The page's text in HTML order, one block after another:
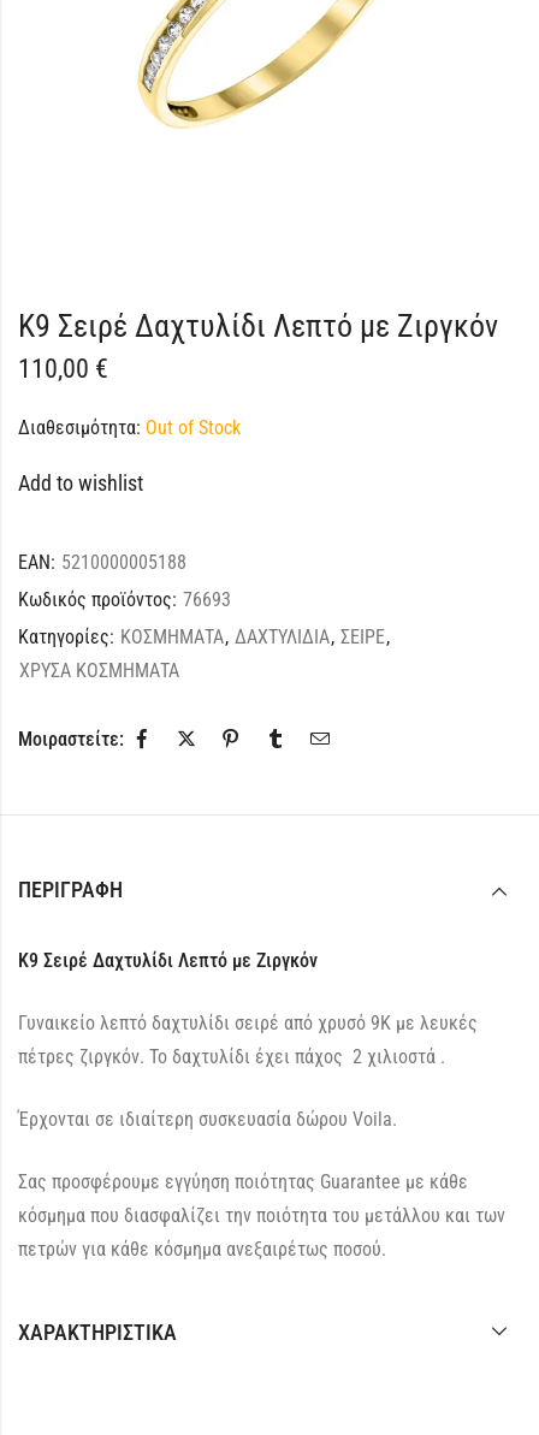
K9 Σειρέ Δαχτυλίδι Λεπτό με Ζιργκόν
110,00 €
Διαθεσιμότητα: Out of Stock
Add to wishlist
EAN: 5210000005188
Κωδικός προϊόντος: 76693
Κατηγορίες: ΚΟΣΜΗΜΑΤΑ, ΔΑΧΤΥΛΙΔΙΑ, ΣΕΙΡΕ,
ΧΡΥΣΑ ΚΟΣΜΗΜΑΤΑ
Μοιραστείτε:
ΠΕΡΙΓΡΑΦΉ
K9 Σειρέ Δαχτυλίδι Λεπτό με Ζιργκόν
Γυναικείο λεπτό δαχτυλίδι σειρέ από χρυσό 9Κ με λευκές
πέτρες ζιργκόν. Το δαχτυλίδι έχει πάχος 2 χιλιοστά .
Έρχονται σε ιδιαίτερη συσκευασία δώρου Voila.
Σας προσφέρουμε εγγύηση ποιότητας Guarantee με κάθε
κόσμημα που διασφαλίζει την ποιότητα του μετάλλου και των
πετρών για κάθε κόσμημα ανεξαιρέτως ποσού.
ΧΑΡΑΚΤΗΡΙΣΤΙΚΆ